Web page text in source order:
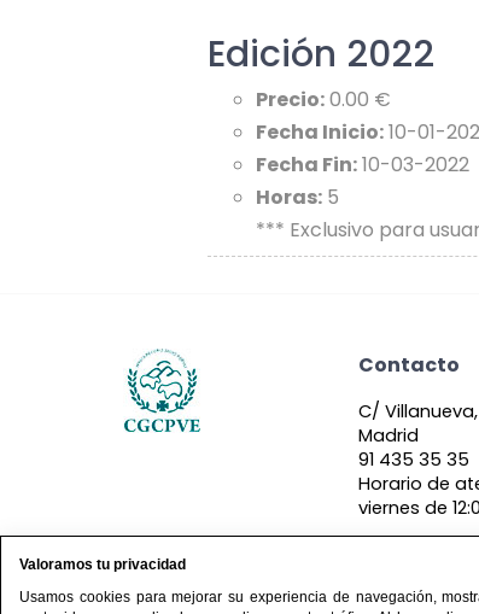
Edición 2022
Precio:0.00 €
Fecha Inicio:10-01-
Fecha Fin:10-03-2022
Horas: 5
*** Exclusivo para
Contacto
C/ Villanueva,
Madrid
91 435 35 35
Horario de
viernes de
Valoramos tu privacidad
Usamos cookies para mejorar su experiencia de navegación,